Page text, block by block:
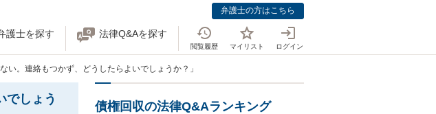
弁護士の方はこちら
護士を探す 法律Q&Aを探す
閲覧履歴 マイリスト ログイン
い。連絡もつかず、どうしたらよいでしょうか？」
でしょう
債権回収の法律Q&Aランキング